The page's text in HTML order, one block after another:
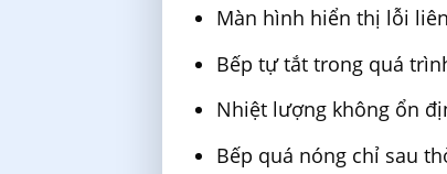
Màn hình hiển thị lỗi
Bếp tự tắt trong quá
Nhiệt lượng không ổn
Bếp quá nóng chỉ sau